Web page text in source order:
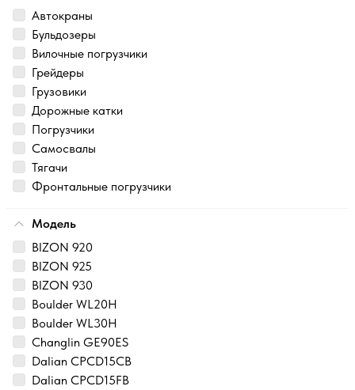
Автокраны
Бульдозеры
Вилочные погрузчики
Грейдеры
Грузовики
Дорожные катки
Погрузчики
Самосвалы
Тягачи
Фронтальные погрузчики
Модель
BIZON 920
BIZON 925
BIZON 930
Boulder WL20H
Boulder WL30H
Changlin GE90ES
Dalian CPCD15CB
Dalian CPCD15FB